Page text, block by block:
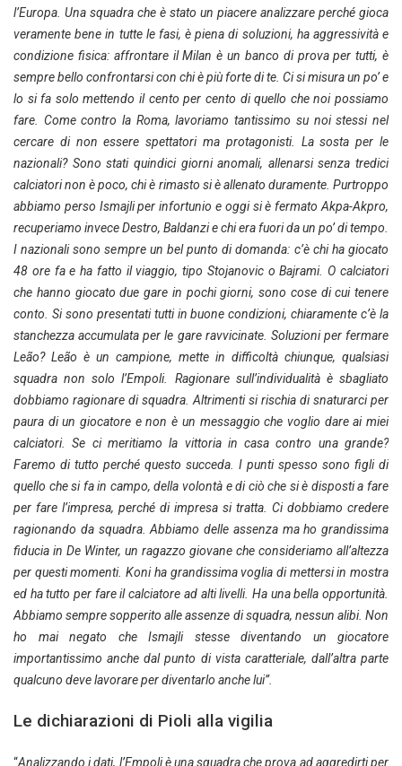
l’Europa. Una squadra che è stato un piacere analizzare perché gioca
veramente bene in tutte le fasi, è piena di soluzioni, ha aggressività e
condizione fisica: affrontare il Milan è un banco di prova per tutti, è
sempre bello confrontarsi con chi è più forte di te. Ci si misura un po’ e
lo si fa solo mettendo il cento per cento di quello che noi possiamo
fare. Come contro la Roma, lavoriamo tantissimo su noi stessi nel
cercare di non essere spettatori ma protagonisti. La sosta per le
nazionali? Sono stati quindici giorni anomali, allenarsi senza tredici
calciatori non è poco, chi è rimasto si è allenato duramente. Purtroppo
abbiamo perso Ismajli per infortunio e oggi si è fermato Akpa-Akpro,
recuperiamo invece Destro, Baldanzi e chi era fuori da un po’ di tempo.
I nazionali sono sempre un bel punto di domanda: c’è chi ha giocato
48 ore fa e ha fatto il viaggio, tipo Stojanovic o Bajrami. O calciatori
che hanno giocato due gare in pochi giorni, sono cose di cui tenere
conto. Si sono presentati tutti in buone condizioni, chiaramente c’è la
stanchezza accumulata per le gare ravvicinate. Soluzioni per fermare
Leão? Leão è un campione, mette in difficoltà chiunque, qualsiasi
squadra non solo l’Empoli. Ragionare sull’individualità è sbagliato
dobbiamo ragionare di squadra. Altrimenti si rischia di snaturarci per
paura di un giocatore e non è un messaggio che voglio dare ai miei
calciatori. Se ci meritiamo la vittoria in casa contro una grande?
Faremo di tutto perché questo succeda. I punti spesso sono figli di
quello che si fa in campo, della volontà e di ciò che si è disposti a fare
per fare l’impresa, perché di impresa si tratta. Ci dobbiamo credere
ragionando da squadra. Abbiamo delle assenza ma ho grandissima
fiducia in De Winter, un ragazzo giovane che consideriamo all’altezza
per questi momenti. Koni ha grandissima voglia di mettersi in mostra
ed ha tutto per fare il calciatore ad alti livelli. Ha una bella opportunità.
Abbiamo sempre sopperito alle assenze di squadra, nessun alibi. Non
ho mai negato che Ismajli stesse diventando un giocatore
importantissimo anche dal punto di vista caratteriale, dall’altra parte
qualcuno deve lavorare per diventarlo anche lui”.
Le dichiarazioni di Pioli alla vigilia
“Analizzando i dati, l’Empoli è una squadra che prova ad aggredirti per